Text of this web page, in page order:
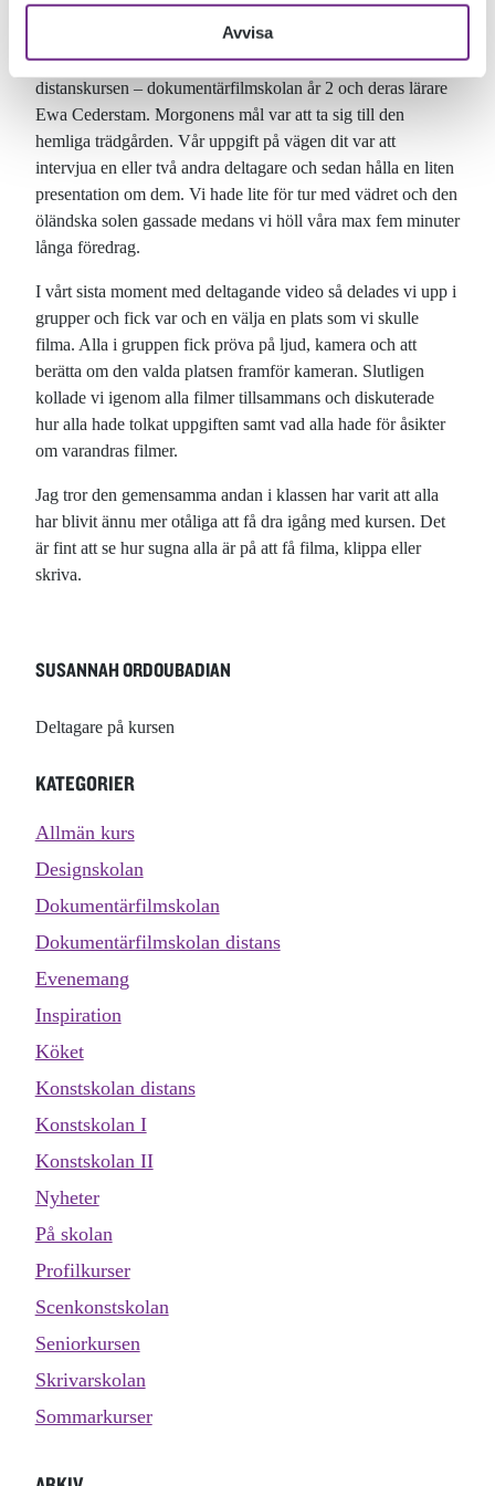
Avvisa
Klassen fick denna vecka även för första gången träffa på
distanskursen – dokumentärfilmskolan år 2 och deras lärare
Ewa Cederstam. Morgonens mål var att ta sig till den
hemliga trädgården. Vår uppgift på vägen dit var att
intervjua en eller två andra deltagare och sedan hålla en liten
presentation om dem. Vi hade lite för tur med vädret och den
öländska solen gassade medans vi höll våra max fem minuter
långa föredrag.
I vårt sista moment med deltagande video så delades vi upp i
grupper och fick var och en välja en plats som vi skulle
filma. Alla i gruppen fick pröva på ljud, kamera och att
berätta om den valda platsen framför kameran. Slutligen
kollade vi igenom alla filmer tillsammans och diskuterade
hur alla hade tolkat uppgiften samt vad alla hade för åsikter
om varandras filmer.
Jag tror den gemensamma andan i klassen har varit att alla
har blivit ännu mer otåliga att få dra igång med kursen. Det
är fint att se hur sugna alla är på att få filma, klippa eller
skriva.
SUSANNAH ORDOUBADIAN
Deltagare på kursen
KATEGORIER
Allmän kurs
Designskolan
Dokumentärfilmskolan
Dokumentärfilmskolan distans
Evenemang
Inspiration
Köket
Konstskolan distans
Konstskolan I
Konstskolan II
Nyheter
På skolan
Profilkurser
Scenkonstskolan
Seniorkursen
Skrivarskolan
Sommarkurser